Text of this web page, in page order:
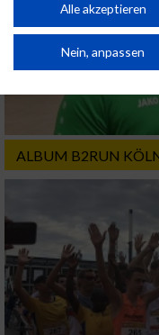
ALBUM B2RUN
Kombinationen von Daten
von Inhalten.
Daten können außerhalb der
Website/App.
Partnerliste anzeigen
Wir nutzen Ihre Daten für
Speichern von oder
auf einem Endgerät
Verwendung
von Werbeanzeigen
Erstellung von
Alle akzeptieren
Nein, anpassen